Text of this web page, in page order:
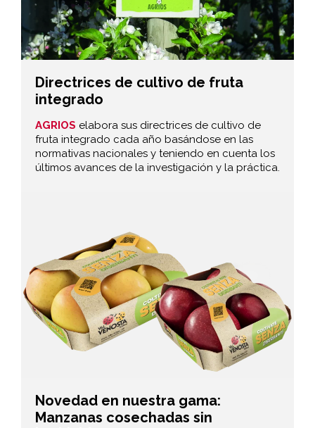
Directrices de cultivo de fruta
integrado
AGRIOS elabora sus directrices de cultivo de
fruta integrado cada año basándose en las
normativas nacionales y teniendo en cuenta los
últimos avances de la investigación y la práctica.
Novedad en nuestra gama:
Manzanas cosechadas sin